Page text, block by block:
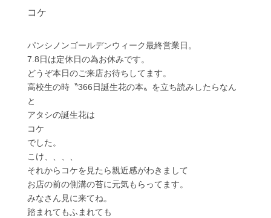
コケ
パンシノンゴールデンウィーク最終営業日。
7.8日は定休日の為お休みです。
どうぞ本日のご来店お待ちしてます。
高校生の時〝366日誕生花の本〟を立ち読みしたらなん
と
アタシの誕生花は
コケ
でした。
こけ、、、、
それからコケを見たら親近感がわきまして
お店の前の側溝の苔に元気もらってます。
みなさん見に来てね。
踏まれてもふまれても